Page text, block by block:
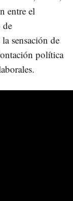
entre el
de
sensación de
política